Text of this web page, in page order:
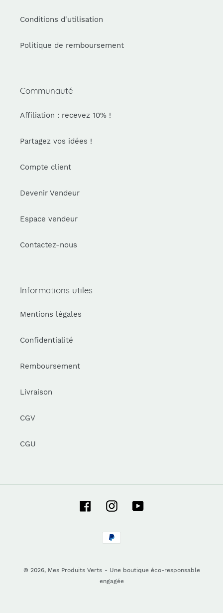
Conditions d'utilisation
Politique de remboursement
Communauté
Affiliation : recevez 10% !
Partagez vos idées !
Compte client
Devenir Vendeur
Espace vendeur
Contactez-nous
Informations utiles
Mentions légales
Confidentialité
Remboursement
Livraison
CGV
CGU
FacebookInstagramYouTube
Moyens
de
© 2026, Mes Produits Verts - Une boutique éco-responsable
engagée